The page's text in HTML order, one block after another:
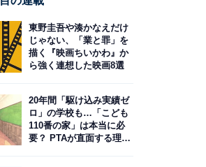
東野圭吾や湊かなえだけ
じゃない、「業と罪」を
描く『映画ちいかわ』か
ら強く連想した映画8選
20年間「駆け込み実績ゼ
ロ」の学校も…「こども
110番の家」は本当に必
要？ PTAが直面する理想